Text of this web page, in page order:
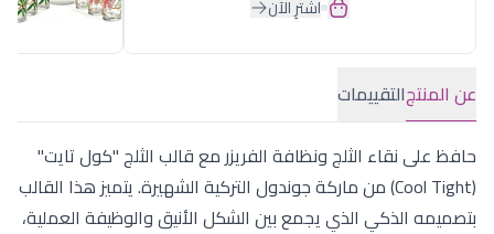
اشترِ الآن
عن المنتجالتقييمات
حافظ على نقاء الثلج ونظافة الفريزر مع قالب الثلج "كول تايت"
(Cool Tight) من ماركة جوندول التركية الشهيرة. يتميز هذا القالب
بتصميمه الذكي الذي يجمع بين الشكل الأنيق والوظيفة العملية،